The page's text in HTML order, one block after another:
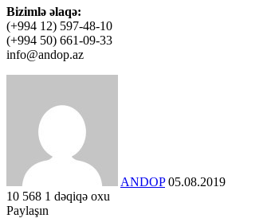
Bizimlə əlaqə:
(+994 12) 597-48-10
(+994 50) 661-09-33
info@andop.az
ANDOP 05.08.2019
10 568 1 dəqiqə oxu
Facebook
X
LinkedIn
WhatsApp
Telegram
Paylaşın